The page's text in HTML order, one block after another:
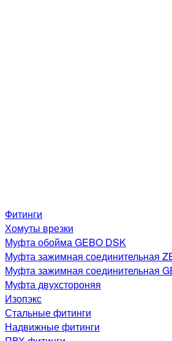
Фитинги
Хомуты врезки
Муфта обойма GEBO DSK
Муфта зажимная соединительная
Муфта зажимная соединительная
Муфта двухстороняя
Изопэкс
Стальные фитинги
Надвижные фитинги